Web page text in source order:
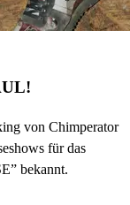
von Chimperator
für das
bekannt.